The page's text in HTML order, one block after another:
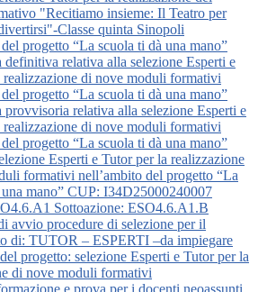
"Recitiamo insieme: Il Teatro per
Classe quinta Sinopoli
progetto “La scuola ti dà una mano”
definitiva relativa alla selezione Esperti e
realizzazione di nove moduli formativi
progetto “La scuola ti dà una mano”
provvisoria relativa alla selezione Esperti e
realizzazione di nove moduli formativi
progetto “La scuola ti dà una mano”
Esperti e Tutor per la realizzazione
formativi nell’ambito del progetto “La
mano” CUP: I34D25000240007
Sottoazione: ESO4.6.A1.B
avvio procedure di selezione per il
di: TUTOR – ESPERTI –da impiegare
progetto: selezione Esperti e Tutor per la
di nove moduli formativi